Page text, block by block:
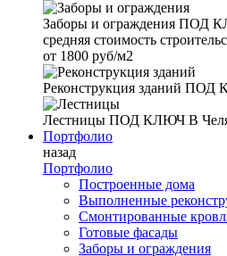
Заборы и ограждения ПОД
средняя стоимость
от 1800 руб/м2
Реконструкция зданий ПОД
Лестницы ПОД КЛЮЧ В
Портфолио
назад
Портфолио
Построенные дома
Выполненные
Смонтированные
Готовые фасады
Заборы и ограждения